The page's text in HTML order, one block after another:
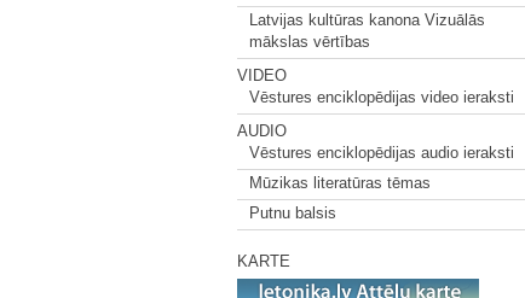
Latvijas kultūras kanona Vizuālās
mākslas vērtības
VIDEO
Vēstures enciklopēdijas video ieraksti
AUDIO
Vēstures enciklopēdijas audio ieraksti
Mūzikas literatūras tēmas
Putnu balsis
KARTE